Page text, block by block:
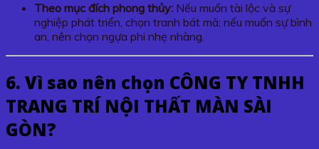
Theo mục đích phong thủy: Nếu muốn tài lộc và sự
nghiệp phát triển, chọn tranh bát mã; nếu muốn sự bình
an, nên chọn ngựa phi nhẹ nhàng.
6. Vì sao nên chọn CÔNG TY TNHH
TRANG TRÍ NỘI THẤT MÀN SÀI
GÒN?